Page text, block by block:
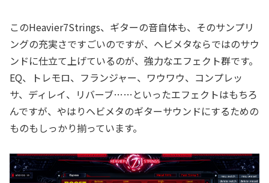
このHeavier7Strings、ギターの音自体も、そのサンプリ
ングの充実さですごいのですが、ヘビメタならではのサウ
ンドに仕立て上げているのが、強力なエフェクト群です。
EQ、トレモロ、フランジャー、ワウワウ、コンプレッ
サ、ディレイ、リバーブ……といったエフェクトはもちろ
んですが、やはりヘビメタのギターサウンドにするための
ものもしっかり揃っています。